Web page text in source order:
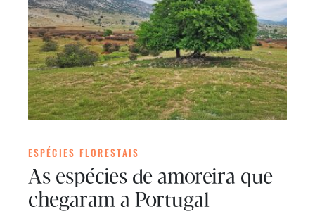
ESPÉCIES FLORESTAIS
As espécies de amoreira que
chegaram a Portugal